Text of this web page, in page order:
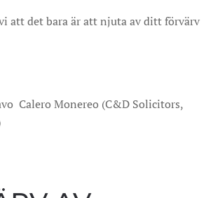
att det bara är att njuta av ditt förvärv
Calero Monereo (C&D Solicitors,